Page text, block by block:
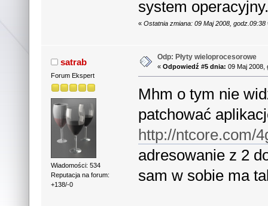
system
«Ostatnia zmiana: 09 Maj 2008,
satrab
Forum Ekspert
Wiadomości: 534
Reputacja na forum:
+138/-0
Odp: Płyty wieloprocesorowe
«Odpowiedź #5 dnia: 09 Maj 2008,
Mhm o tym nie
patchować
http://ntcore.com/
adresowanie z 2
sam w sobie ma